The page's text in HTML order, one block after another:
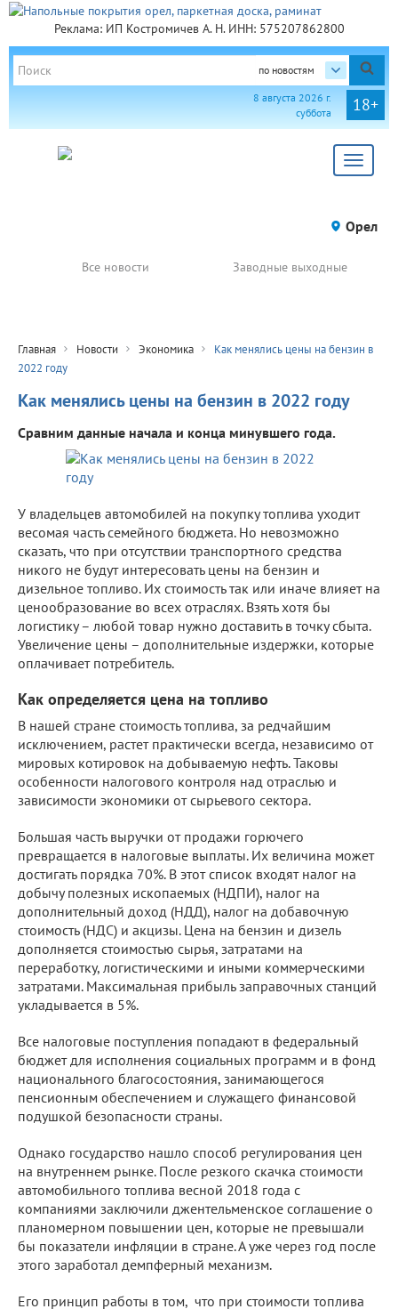
Реклама: ИП Костромичев А. Н. ИНН: 575207862800
по новостям
18+
8 августа 2026 г.
суббота
Toggle
Орел
Все новости Заводные выходные
Главная Новости Экономика
Как менялись цены на бензин в
2022 году
Как менялись цены на бензин в 2022 году
Сравним данные начала и конца минувшего года.
У владельцев автомобилей на покупку топлива уходит
весомая часть семейного бюджета. Но невозможно
сказать, что при отсутствии транспортного средства
никого не будут интересовать цены на бензин и
дизельное топливо. Их стоимость так или иначе влияет на
ценообразование во всех отраслях. Взять хотя бы
логистику – любой товар нужно доставить в точку сбыта.
Увеличение цены – дополнительные издержки, которые
оплачивает потребитель.
Как определяется цена на топливо
В нашей стране стоимость топлива, за редчайшим
исключением, растет практически всегда, независимо от
мировых котировок на добываемую нефть. Таковы
особенности налогового контроля над отраслью и
зависимости экономики от сырьевого сектора.
Большая часть выручки от продажи горючего
превращается в налоговые выплаты. Их величина может
достигать порядка 70%. В этот список входят налог на
добычу полезных ископаемых (НДПИ), налог на
дополнительный доход (НДД), налог на добавочную
стоимость (НДС) и акцизы. Цена на бензин и дизель
дополняется стоимостью сырья, затратами на
переработку, логистическими и иными коммерческими
затратами. Максимальная прибыль заправочных станций
укладывается в 5%.
Все налоговые поступления попадают в федеральный
бюджет для исполнения социальных программ и в фонд
национального благосостояния, занимающегося
пенсионным обеспечением и служащего финансовой
подушкой безопасности страны.
Однако государство нашло способ регулирования цен
на внутреннем рынке. После резкого скачка стоимости
автомобильного топлива весной 2018 года с
компаниями заключили джентельменское соглашение о
планомерном повышении цен, которые не превышали
бы показатели инфляции в стране. А уже через год после
этого заработал демпферный механизм.
Его принцип работы в том, что при стоимости топлива